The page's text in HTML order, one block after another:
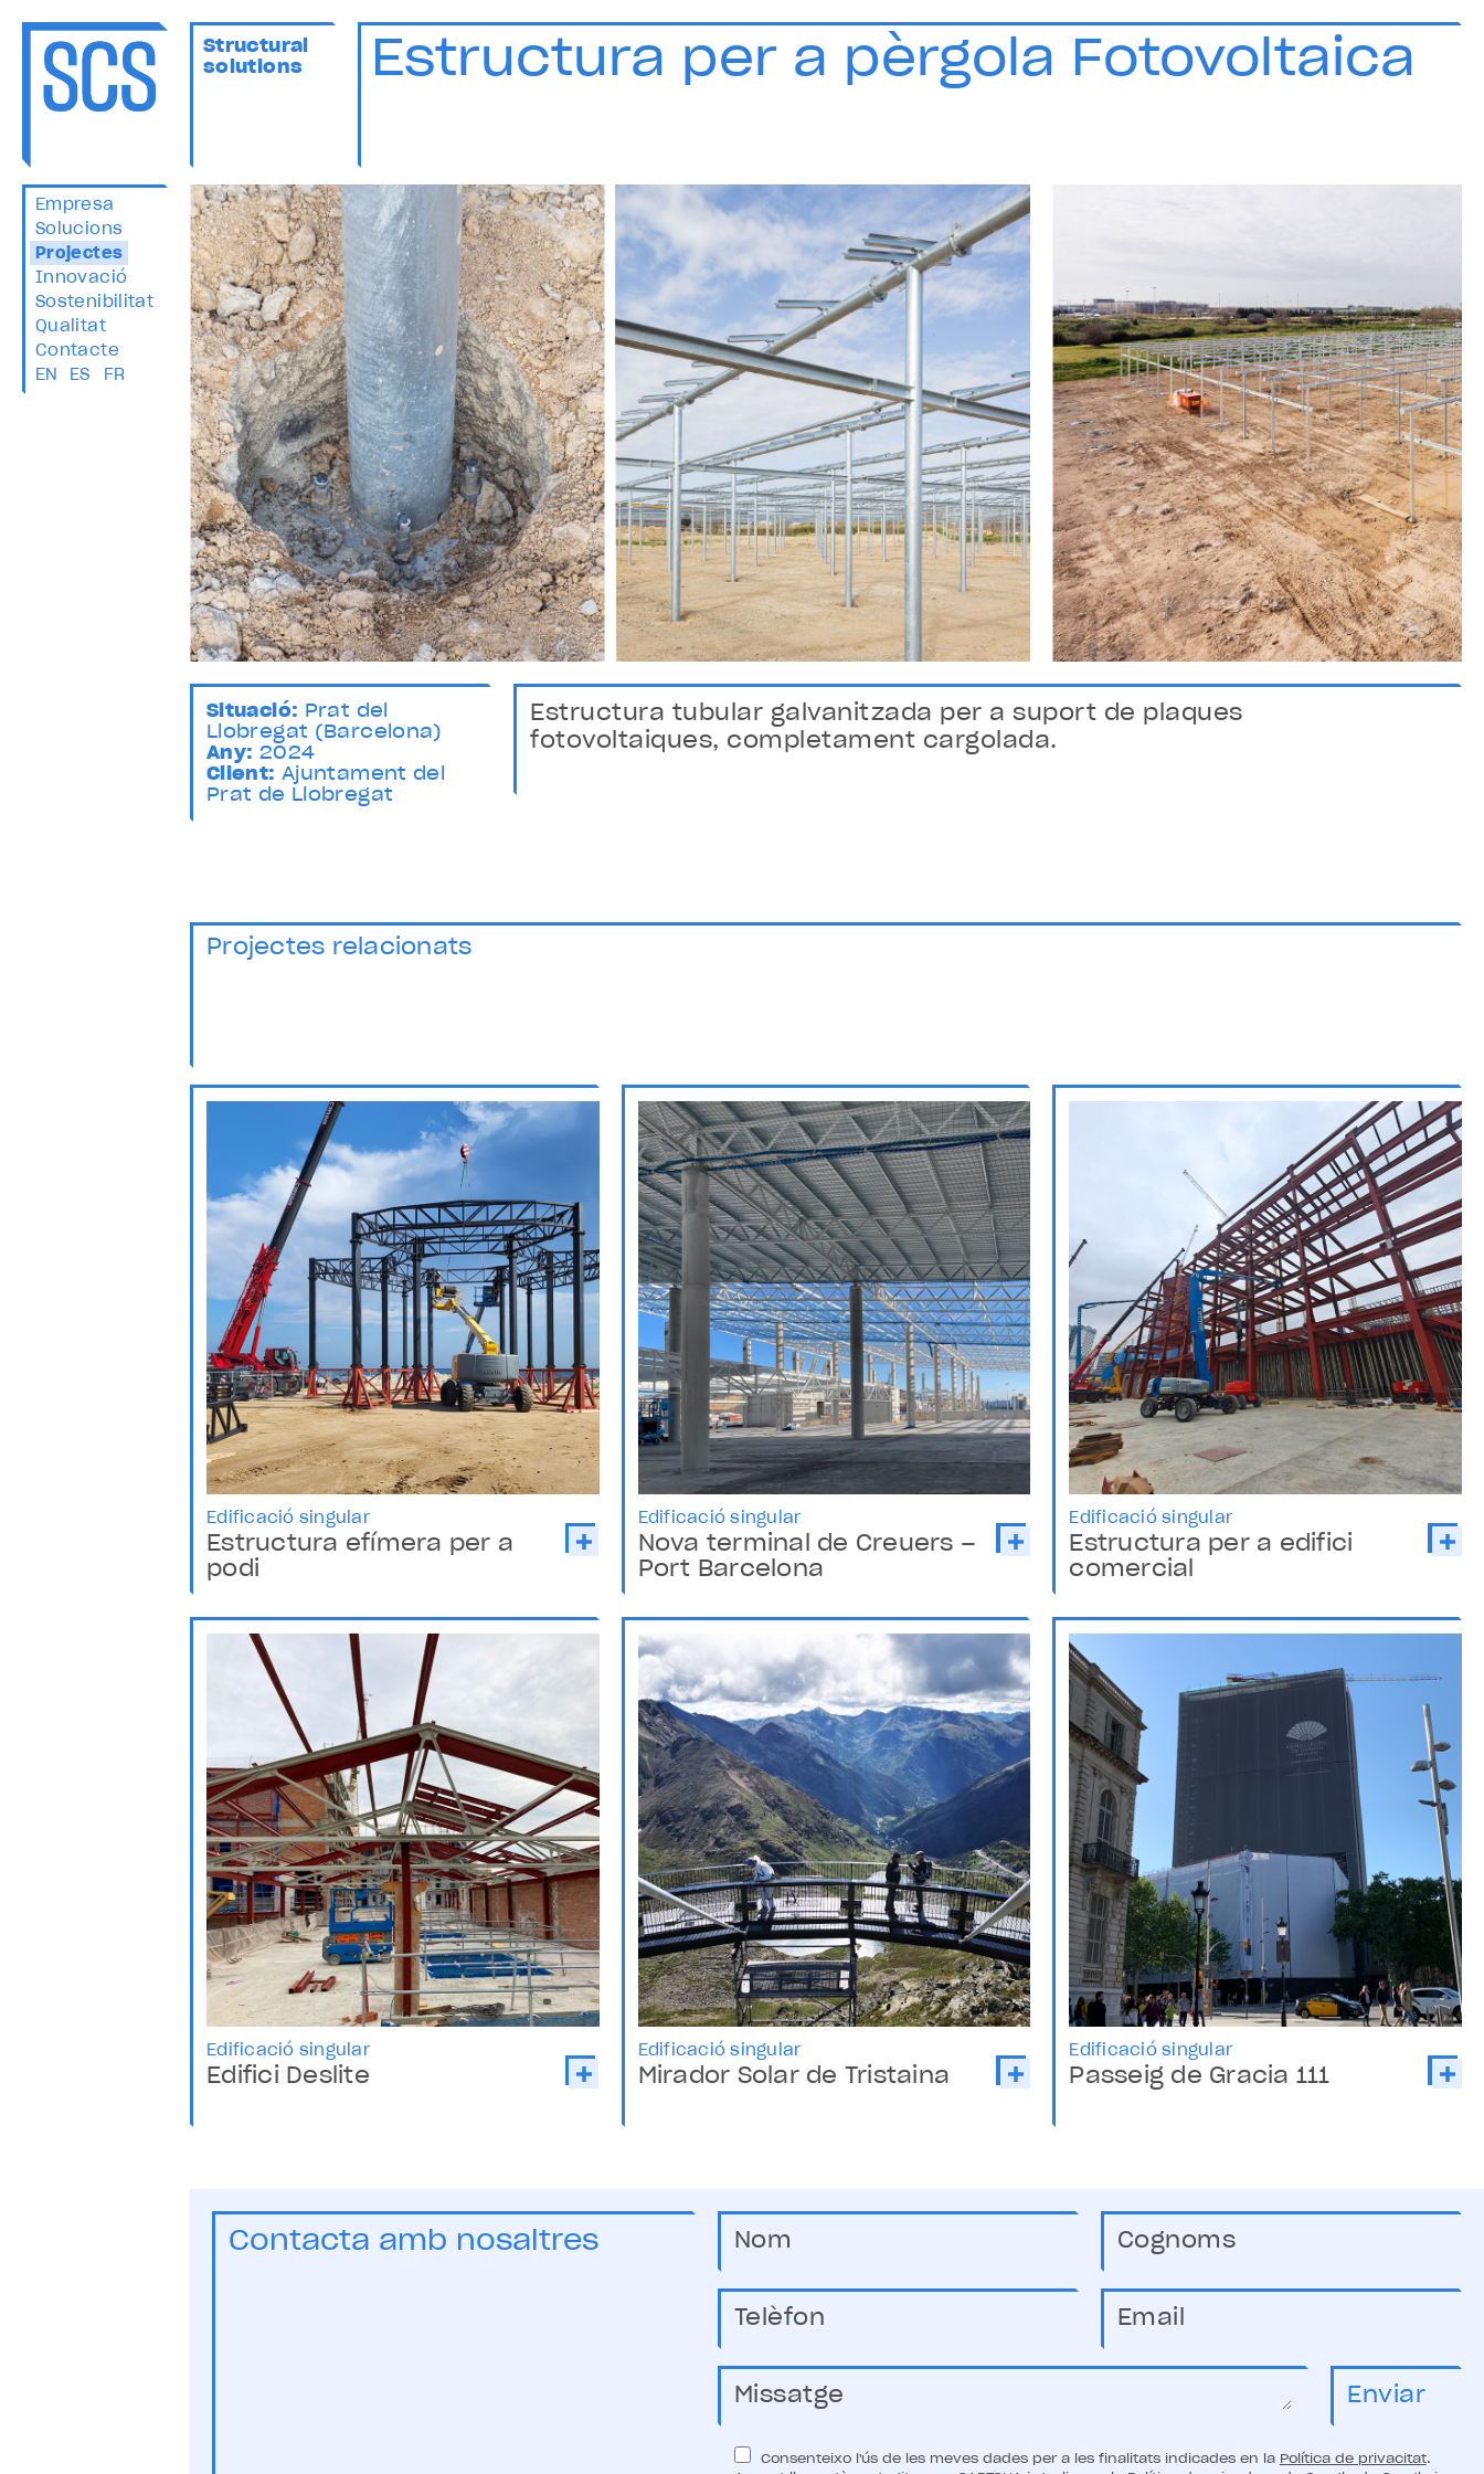
Empresa
Solucions
Projectes
Innovació
Sostenibilitat
Qualitat
Contacte
EN
ES FR
Structural
solutions
Estructura per a pèrgola Fotovoltaica
Situació: Prat del
Llobregat (Barcelona)
Any: 2024
Client: Ajuntament del
Prat de Llobregat
Estructura tubular galvanitzada per a suport de plaques
fotovoltaiques, completament cargolada.
Projectes relacionats
Edificació singular
Estructura efímera per a
podi
Edificació singular
Nova terminal de Creuers –
Port Barcelona
Edificació singular
Estructura per a edifici
comercial
Edificació singular
Edifici Deslite
Edificació singular
Mirador Solar de Tristaina
Edificació singular
Passeig de Gracia 111
Contacta amb nosaltres
Consenteixo l'ús de les meves dades per a les finalitats indicades en la Política de privacitat.